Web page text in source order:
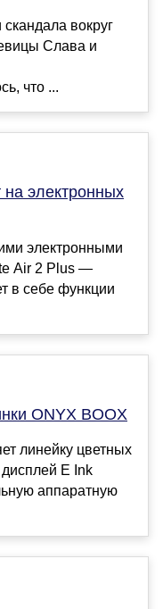
вокруг
Слава и
что ...
электронных
электронными
Air 2 Plus —
в себе функции
ONYX BOOX
линейку цветных
E Ink
аппаратную